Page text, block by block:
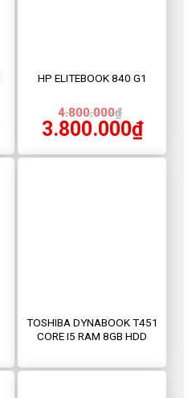
HP ELITEBOOK 840 G1
4.800.000₫
3.800.000₫
TOSHIBA DYNABOOK T451
CORE I5 RAM 8GB HDD